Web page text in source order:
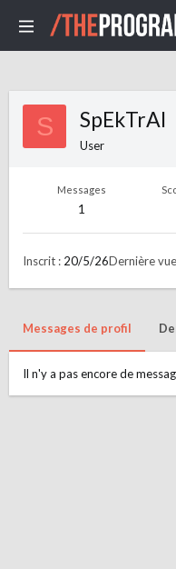
S SpEkTrAl
User
Messages
1
Inscrit 20/5/26Dernière vue
Messages de profil
Il n'y a pas encore de